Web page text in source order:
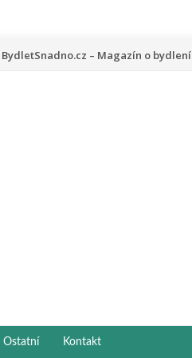
BydletSnadno.cz – Magazín o bydlení
Ostatní Kontakt